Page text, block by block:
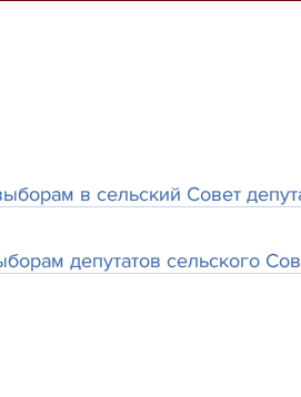
в сельский Совет
депутатов сельского